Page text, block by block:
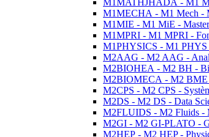
M1MATHJHADA - M1
M1MECHA - M1 Mech -
M1MIE - M1 MiE -
M1MPRI - M1 MPRI -
M1PHYSICS - M1 PHYS
M2AAG - M2 AAG -
M2BIOHEA - M2 BH -
M2BIOMECA - M2 BME
M2CPS - M2 CPS -
M2DS - M2 DS - Data
M2FLUIDS - M2 Fluids -
M2GI - M2 GI-PLATO -
M2HEP - M2 HEP -